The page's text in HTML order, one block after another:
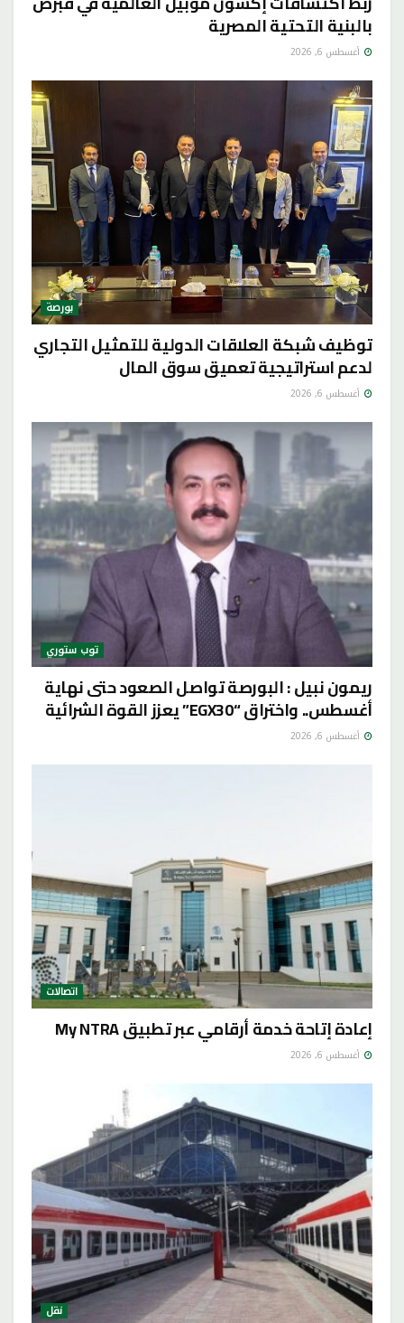
بالبنية التحتية المصرية
أغسطس 6, 2026
بورصة
توظيف شبكة العلاقات الدولية للتمثيل التجاري
لدعم استراتيجية تعميق سوق المال
أغسطس 6, 2026
توب ستوري
ريمون نبيل : البورصة تواصل الصعود حتى نهاية
أغسطس.. واختراق “EGX30” يعزز القوة الشرائية
أغسطس 6, 2026
اتصالات
إعادة إتاحة خدمة أرقامي عبر تطبيق My NTRA
أغسطس 6, 2026
نقل